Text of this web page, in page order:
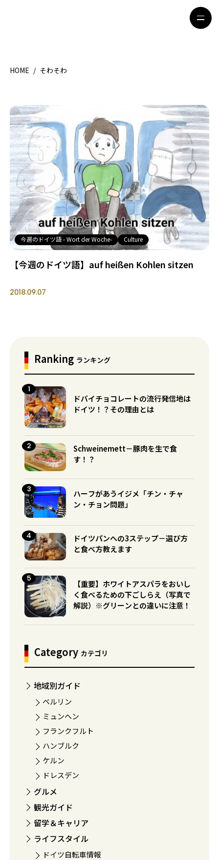
HOME
観光ガイド
留学＆キャリア
ライフスタイル
著者一覧
ライター募集
HOME / そわそわ
今週のドイツ語 - Wort der Woche- Culture
【今週のドイツ語】auf heißen Kohlen sitzen
2018.09.07
Ranking ランキング
ドバイチョコレートの流行発信地は
ドイツ！？その理由とは
Schweinemett－豚肉を生で食
す！？
ハーフがあうイジメ「チン・チャ
ン・チョン問題」
ドイツパンへの3ステップ－選び方
と食べ方教えます
【重要】ホワイトアスパラをおいし
く食べるための下ごしらえ（写真で
解説）※グリーンとの違いに注意！
Category カテゴリ
地域別ガイド
ベルリン
ミュンヘン
フランクフルト
ハンブルク
ケルン
ドレスデン
グルメ
観光ガイド
留学＆キャリア
ライフスタイル
ドイツ自転車情報